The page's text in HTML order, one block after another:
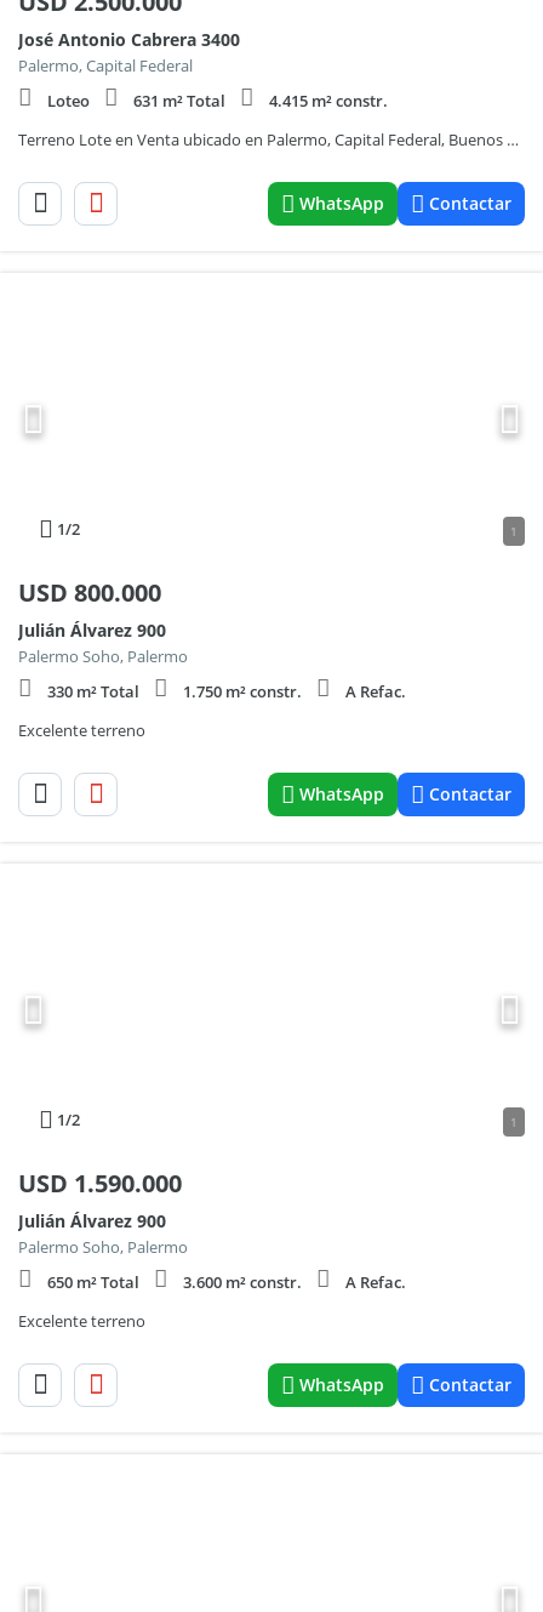
José Antonio Cabrera 3400
Palermo, Capital Federal
Loteo
631 m² Total
4.415 m² constr.
Terreno Lote en Venta ubicado en Palermo, Capital Federal, Buenos Aires
WhatsApp Contactar
1/2 1
USD 800.000
Julián Álvarez 900
Palermo Soho, Palermo
330 m² Total
1.750 m² constr.
A Refac.
Excelente terreno
WhatsApp Contactar
1/2 1
USD 1.590.000
Julián Álvarez 900
Palermo Soho, Palermo
650 m² Total
3.600 m² constr.
A Refac.
Excelente terreno
WhatsApp Contactar